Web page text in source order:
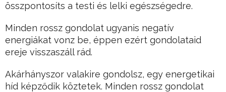
összpontosíts a testi és lelki egészségedre.
Minden rossz gondolat ugyanis negatív
energiákat vonz be, éppen ezért gondolataid
ereje visszaszáll rád.
Akárhányszor valakire gondolsz, egy energetikai
híd képződik köztetek. Minden rossz gondolat